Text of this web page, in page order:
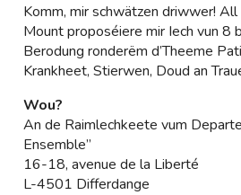
Komm, mir schwätzen driwwer!
Mount proposéiere mir Iech vun 8
Berodung ronderëm d’Theeme
Krankheet, Stierwen, Doud an
Wou?
An de Raimlechkeete vum
Ensemble”
16-18, avenue de la Liberté
L-4501 Differdange